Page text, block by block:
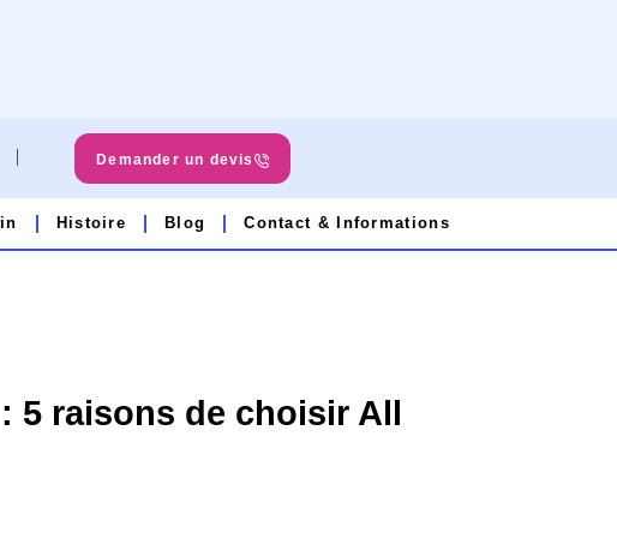
Demander un devis
Histoire Blog Contact & Informations
5 raisons de choisir All